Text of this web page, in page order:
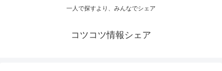
一人で探すより、みんなでシェア
コツコツ情報シェア